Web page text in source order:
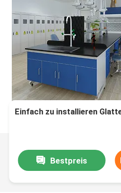
Einfach zu installieren
Bestpreis